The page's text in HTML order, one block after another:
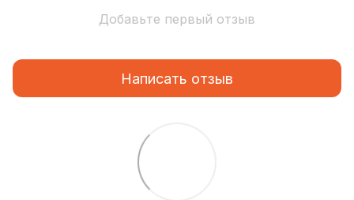
Добавьте первый отзыв
Написать отзыв